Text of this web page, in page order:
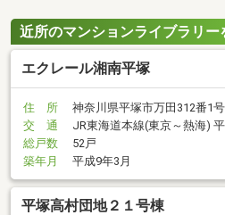
近所のマンションライブラリー
エクレール湘南平塚
住 所
神奈川県平塚市万田312番1号
交 通
JR東海道本線(東京～熱海)
総戸数
52戸
築年月
平成9年3月
平塚高村団地２１号棟